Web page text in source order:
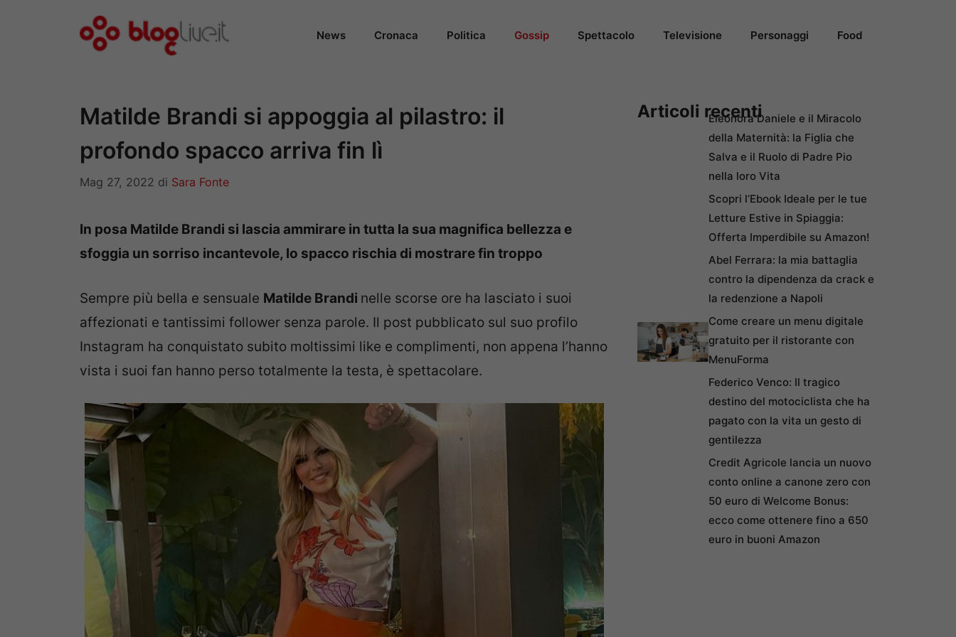
News Cronaca Politica Gossip Spettacolo Televisione Personaggi Food
Matilde Brandi si appoggia al pilastro: il
profondo spacco arriva fin lì
Mag 27, 2022 di Sara Fonte
In posa Matilde Brandi si lascia ammirare in tutta la sua magnifica bellezza e
sfoggia un sorriso incantevole, lo spacco rischia di mostrare fin troppo
Sempre più bella e sensuale Matilde Brandi nelle scorse ore ha lasciato i suoi
affezionati e tantissimi follower senza parole. Il post pubblicato sul suo profilo
Instagram ha conquistato subito moltissimi like e complimenti, non appena l’hanno
vista i suoi fan hanno perso totalmente la testa, è spettacolare.
Articoli recentiEleonora Daniele e il Miracolo
della Maternità: la Figlia che
Salva e il Ruolo di Padre Pio
nella loro Vita
Scopri l’Ebook Ideale per le tue
Letture Estive in Spiaggia:
Offerta Imperdibile su Amazon!
Abel Ferrara: la mia battaglia
contro la dipendenza da crack e
la redenzione a Napoli
Come creare un menu digitale
gratuito per il ristorante con
MenuForma
Federico Venco: Il tragico
destino del motociclista che ha
pagato con la vita un gesto di
gentilezza
Credit Agricole lancia un nuovo
conto online a canone zero con
50 euro di Welcome Bonus:
ecco come ottenere fino a 650
euro in buoni Amazon